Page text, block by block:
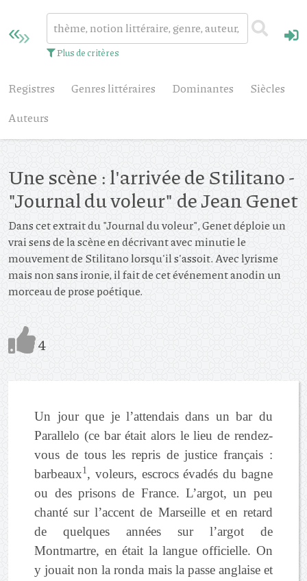
Plus de critères
Registres Genres littéraires Dominantes
Siècles
Auteurs
Une scène : l'arrivée de Stilitano -
"Journal du voleur" de Jean Genet
Dans cet extrait du "Journal du voleur", Genet déploie un
vrai sens de la scène en décrivant avec minutie le
mouvement de Stilitano lorsqu'il s'assoit. Avec lyrisme
mais non sans ironie, il fait de cet événement anodin un
morceau de prose poétique.
4
Un jour que je l’attendais dans un bar du
Parallelo (ce bar était alors le lieu de rendez-
vous de tous les repris de justice français :
barbeaux1, voleurs, escrocs évadés du bagne
ou des prisons de France. L’argot, un peu
chanté sur l’accent de Marseille et en retard
de quelques années sur l’argot de
Montmartre, en était la langue officielle. On
y jouait non la ronda mais la passe anglaise et